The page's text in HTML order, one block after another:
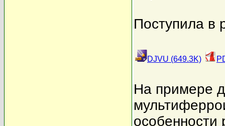
Поступила в
DJVU (649.3K)
На примере